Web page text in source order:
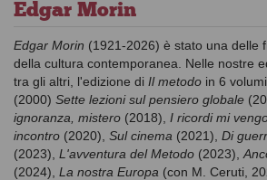
Edgar Morin
Edgar Morin (1921-2026) è stato una delle
della cultura contemporanea. Nelle nostre
tra gli altri, l'edizione di Il metodo in 6 volumi,
(2000) Sette lezioni sul pensiero globale
ignoranza, mistero (2018), I ricordi mi
incontro (2020), Sul cinema (2021), Di
(2023), L'avventura del Metodo (2023),
(2024), La nostra Europa (con M. Ceruti,